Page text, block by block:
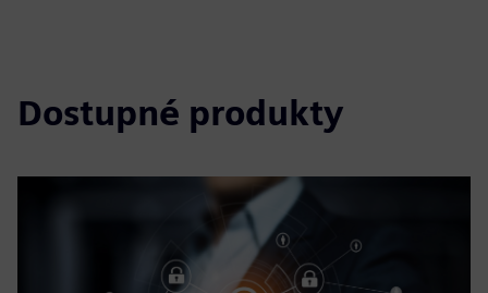
Dostupné produkty